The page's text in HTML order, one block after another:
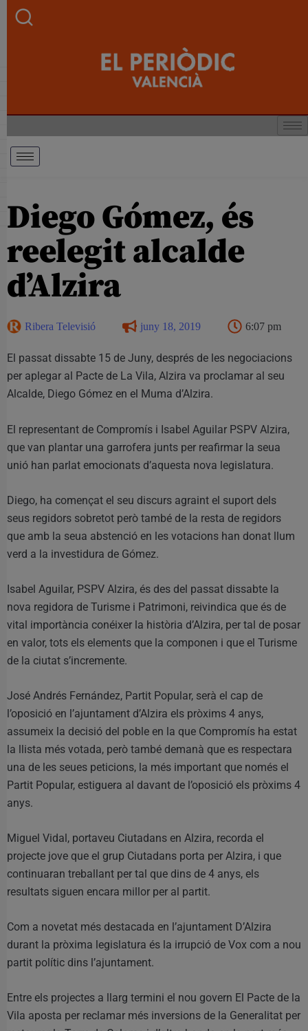
Diego Gómez, és
reelegit alcalde
d’Alzira
Ribera Televisió juny 18, 2019 6:07 pm
El passat dissabte 15 de Juny, després de les negociacions
per aplegar al Pacte de La Vila, Alzira va proclamar al seu
Alcalde, Diego Gómez en el Muma d’Alzira.
El representant de Compromís i Isabel Aguilar PSPV Alzira,
que van plantar una garrofera junts per reafirmar la seua
unió han parlat emocionats d’aquesta nova legislatura.
Diego, ha començat el seu discurs agraint el suport dels
seus regidors sobretot però també de la resta de regidors
que amb la seua abstenció en les votacions han donat llum
verd a la investidura de Gómez.
Isabel Aguilar, PSPV Alzira, és des del passat dissabte la
nova regidora de Turisme i Patrimoni, reivindica que és de
vital importància conéixer la història d’Alzira, per tal de posar
en valor, tots els elements que la componen i que el Turisme
de la ciutat s’incremente.
José Andrés Fernández, Partit Popular, serà el cap de
l’oposició en l’ajuntament d’Alzira els pròxims 4 anys,
assumeix la decisió del poble en la que Compromís ha estat
la llista més votada, però també demanà que es respectara
una de les seues peticions, la més important que només el
Partit Popular, estiguera al davant de l’oposició els pròxims 4
anys.
Miguel Vidal, portaveu Ciutadans en Alzira, recorda el
projecte jove que el grup Ciutadans porta per Alzira, i que
continuaran treballant per tal que dins de 4 anys, els
resultats siguen encara millor per al partit.
Com a novetat més destacada en l’ajuntament D’Alzira
durant la pròxima legislatura és la irrupció de Vox com a nou
partit polític dins l’ajuntament.
Entre els projectes a llarg termini el nou govern El Pacte de la
Vila aposta per reclamar més inversions de la Generalitat per